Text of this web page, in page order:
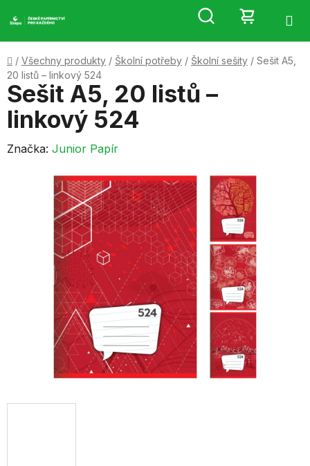
na
Hledat
KOŠÍK
Domů
/ Všechny produkty / Školní potřeby / Školní sešity / Sešit A5,
20 listů – linkový 524
Sešit A5, 20 listů –
linkový 524
Značka: Junior Papír